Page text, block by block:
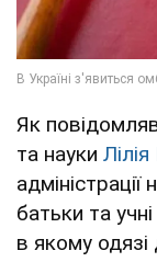
Як
та науки
батьки та
в якому